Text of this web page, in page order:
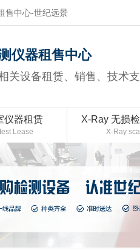
售中心-世纪远景
仪器租售中心
关设备租赁、销售、技术
仪器租赁
Lease
X-Ray 无损
X-Ray